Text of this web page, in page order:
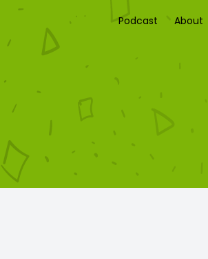
Podcast About